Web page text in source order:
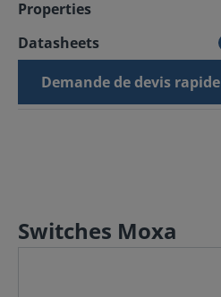
Properties
Datasheets
Demande de devis rapide
Switches Moxa